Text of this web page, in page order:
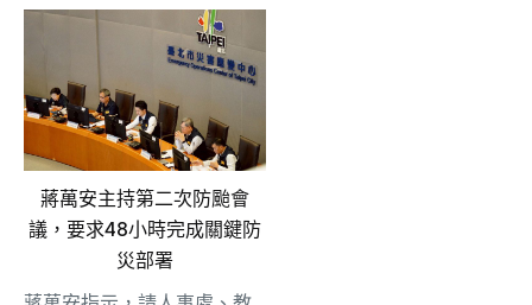
蔣萬安主持第二次防颱會
議，要求48小時完成關鍵防
災部署